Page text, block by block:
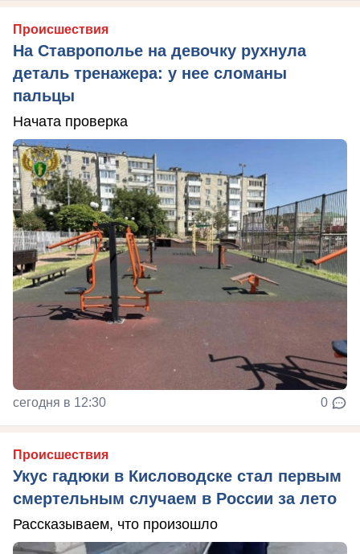
Происшествия
На Ставрополье на девочку рухнула
деталь тренажера: у нее сломаны
пальцы
Начата проверка
сегодня в 12:30 0
Происшествия
Укус гадюки в Кисловодске стал первым
смертельным случаем в России за лето
Рассказываем, что произошло